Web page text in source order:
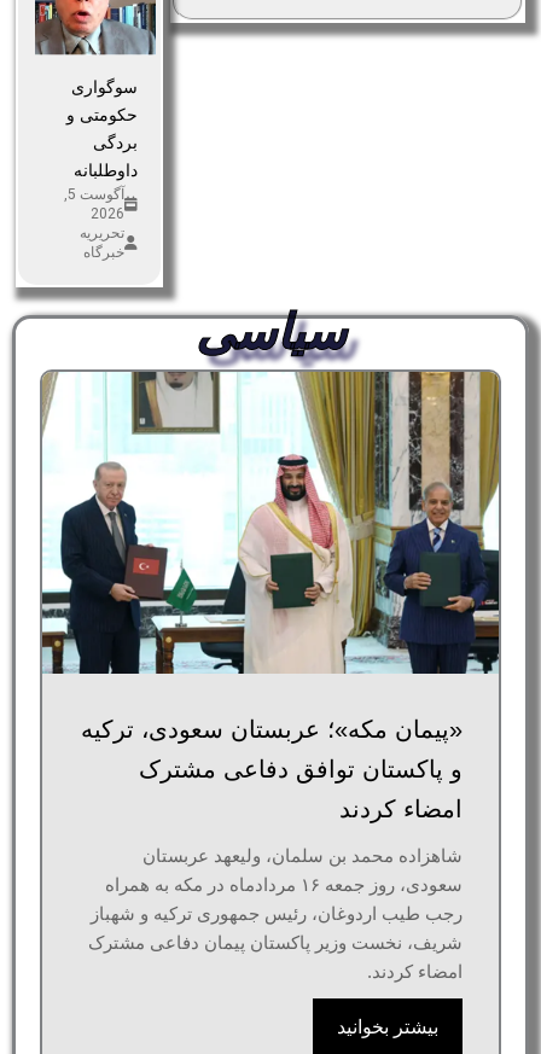
سوگواری
حکومتی و
بردگی
داوطلبانه
آگوست 5,
2026
تحریریه
خبرگاه
سیاسی
«پیمان مکه»؛ عربستان سعودی، ترکیه
و پاکستان توافق دفاعی مشترک
امضاء کردند
شاهزاده محمد بن سلمان، ولیعهد عربستان
سعودی، روز جمعه ۱۶ مردادماه در مکه به همراه
رجب طیب اردوغان، رئیس جمهوری ترکیه و شهباز
شریف، نخست وزیر پاکستان پیمان دفاعی مشترک
امضاء کردند.
بیشتر بخوانید